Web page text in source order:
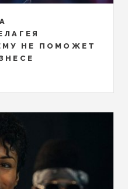
НЕ ПОМОЖЕТ